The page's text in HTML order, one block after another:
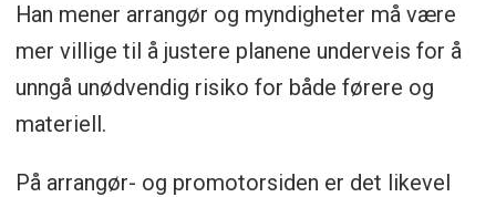
Han mener arrangør og myndigheter må være
mer villige til å justere planene underveis for å
unngå unødvendig risiko for både førere og
materiell.
På arrangør- og promotorsiden er det likevel